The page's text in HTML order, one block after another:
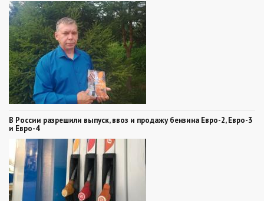
В России разрешили выпуск, ввоз и продажу бензина Евро-2, Евро-3
и Евро-4